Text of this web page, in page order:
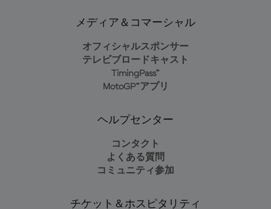
メディア＆コマーシャル
オフィシャルスポンサー
テレビブロードキャスト
TimingPass™
MotoGP™アプリ
ヘルプセンター
コンタクト
よくある質問
コミュニティ参加
チケット＆ホスピタリティ